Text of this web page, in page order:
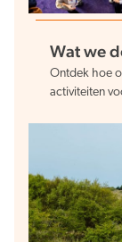
Wat we
Ontdek hoe
activiteiten